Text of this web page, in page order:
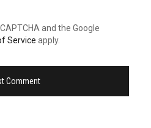
and the Google
Service apply.